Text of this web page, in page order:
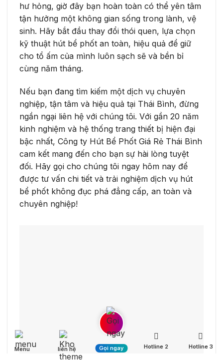
hư hỏng, giờ đây bạn hoàn toàn có thể yên tâm
tận hưởng một không gian sống trong lành, vệ
sinh. Hãy bắt đầu thay đổi thói quen, lựa chọn
kỹ thuật hút bể phốt an toàn, hiệu quả để giữ
cho tổ ấm của mình luôn sạch sẽ và bền bỉ
cùng năm tháng.
Nếu bạn đang tìm kiếm một dịch vụ chuyên
nghiệp, tận tâm và hiệu quả tại Thái Bình, đừng
ngần ngại liên hệ với chúng tôi. Với gần 20 năm
kinh nghiệm và hệ thống trang thiết bị hiện đại
bậc nhất, Công ty Hút Bể Phốt Giá Rẻ Thái Bình
cam kết mang đến cho bạn sự hài lòng tuyệt
đối. Hãy gọi cho chúng tôi ngay hôm nay để
được tư vấn chi tiết và trải nghiệm dịch vụ hút
bể phốt không đục phá đẳng cấp, an toàn và
chuyên nghiệp!
Menu liên hệ Gọi ngay Hotline 2 Hotline 3